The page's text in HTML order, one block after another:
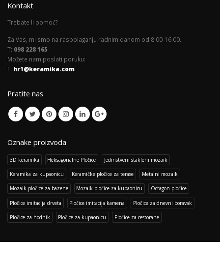
Kontakt
Trebate li pomoć?
Za Vas, mi smo na raspolaganju radnim danom od 8:00-16:00.
T: 098 228 165
Možete nam poslati poruku:
E: hr1@keramika.com
Pratite nas
Oznake proizvoda
3D keramika Heksagonalne Pločice Jedinstveni stakleni mozaik
Keramika za kupaonicu Keramičke pločice za terase Metalni mozaik
Mozaik pločice za bazene Mozaik pločice za kupaonicu Octagon pločice
Pločice imitacija drveta Pločice imitacija kamena Pločice za dnevni boravak
Pločice za hodnik Pločice za kupaonicu Pločice za restorane